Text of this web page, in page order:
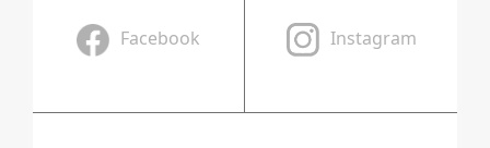
Facebook Instagram